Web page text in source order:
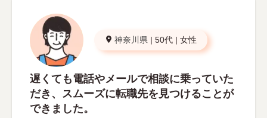
神奈川県 | 50代 | 女性
遅くても電話やメールで相談に乗っていた
だき、スムーズに転職先を見つけることが
できました。